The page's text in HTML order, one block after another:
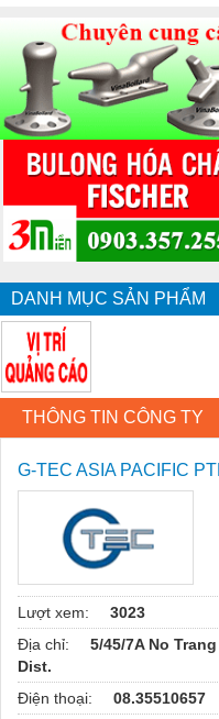
DANH MỤC SẢN PHẨM
THÔNG TIN CÔNG TY
G-TEC ASIA PACIFIC
Lượt xem:
3023
Địa chỉ:
5/45/7A No
Dist.
Điện thoại:
08.35510657